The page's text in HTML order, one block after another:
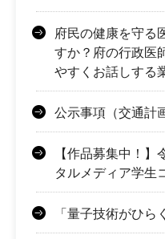
府民の健康を守る
すか？府の行政医
やすくお話しする
公示事項（交通計
【作品募集中！
タルメディア学生
「量子技術がひら